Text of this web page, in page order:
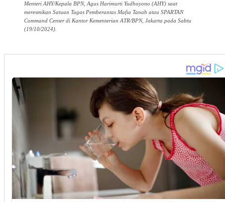
Menteri AHY/Kepala BPN, Agus Harimurti Yudhoyono (AHY) saat
meresmikan Satuan Tugas Pemberantas Mafia Tanah atau SPARTAN
Command Center di Kantor Kementerian ATR/BPN, Jakarta pada Sabtu
(19/10/2024).